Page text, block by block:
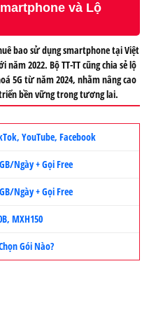
và Lộ
bao sử dụng smartphone tại Việt
2022. Bộ TT-TT cũng chia sẻ lộ
5G từ năm 2024, nhằm nâng cao
bền vững trong tương lai.
YouTube, Facebook
Ngày + Gọi Free
Ngày + Gọi Free
MXH150
Gói Nào?